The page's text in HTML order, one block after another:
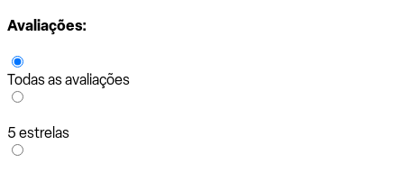
Avaliações:
Todas as avaliações
5 estrelas